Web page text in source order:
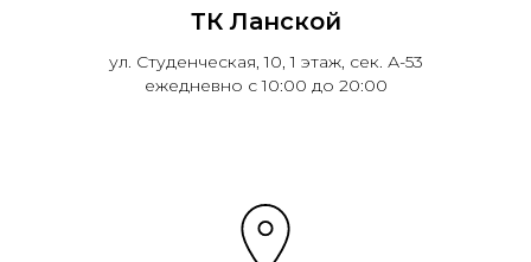
ТК Ланской
ул. Студенческая, 10, 1 этаж, сек. А-53
ежедневно с 10:00 до 20:00